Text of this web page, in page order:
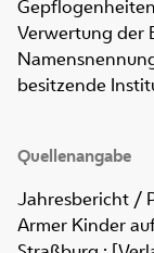
Verwertung der
besitzende
Quellenangabe
Jahresbericht /
Armer Kinder